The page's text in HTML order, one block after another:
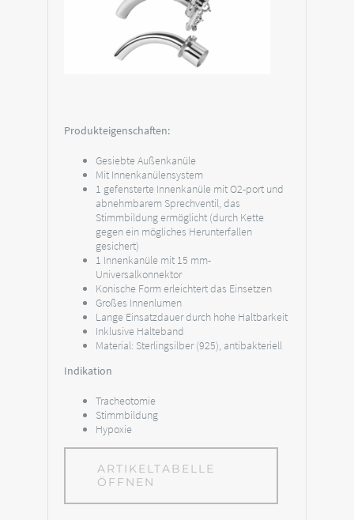
Produkteigenschaften:
Gesiebte Außenkanüle
Mit Innenkanülensystem
1 gefensterte Innenkanüle mit O2-port und
abnehmbarem Sprechventil, das
Stimmbildung ermöglicht (durch Kette
gegen ein mögliches Herunterfallen
gesichert)
1 Innenkanüle mit 15 mm-
Universalkonnektor
Konische Form erleichtert das Einsetzen
Großes Innenlumen
Lange Einsatzdauer durch hohe Haltbarkeit
Inklusive Halteband
Material: Sterlingsilber (925), antibakteriell
Indikation
Tracheotomie
Stimmbildung
Hypoxie
ARTIKELTABELLE
ÖFFNEN